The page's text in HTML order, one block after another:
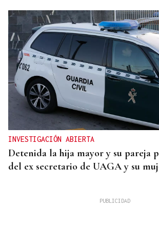
INVESTIGACIÓN ABIERTA
Detenida la hija mayor y su pareja
del ex secretario de UAGA y su